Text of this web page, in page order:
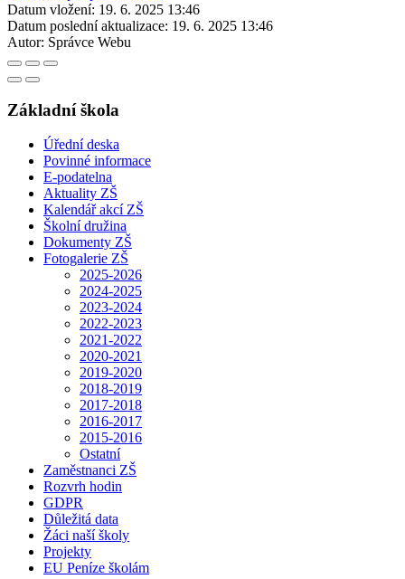
Datum vložení: 19. 6. 2025 13:46
Datum poslední aktualizace: 19. 6. 2025 13:46
Autor: Správce Webu
Základní škola
Úřední deska
Povinné informace
E-podatelna
Aktuality ZŠ
Kalendář akcí ZŠ
Školní družina
Dokumenty ZŠ
Fotogalerie ZŠ
2025-2026
2024-2025
2023-2024
2022-2023
2021-2022
2020-2021
2019-2020
2018-2019
2017-2018
2016-2017
2015-2016
Ostatní
Zaměstnanci ZŠ
Rozvrh hodin
GDPR
Důležitá data
Žáci naší školy
Projekty
EU Peníze školám